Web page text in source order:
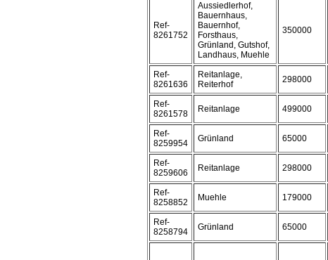
Ref-
8261752
Aussiedlerhof,
Bauernhaus,
Bauernhof,
Forsthaus,
Grünland, Gutshof,
Landhaus, Muehle
350000
Ref-
8261636
Reitanlage,
Reiterhof
298000
Ref-
8261578
Reitanlage 499000
Ref-
8259954
Grünland 65000
Ref-
8259606
Reitanlage 298000
Ref-
8258852
Muehle 179000
Ref-
8258794
Grünland 65000